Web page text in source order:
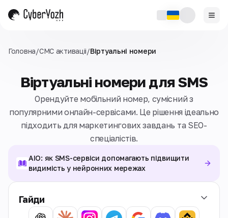
Головна/СМС активаціi/Віртуальні номери
Віртуальні номери для SMS
Орендуйте мобільний номер, сумісний з
популярними онлайн-сервісами. Це рішення ідеально
підходить для маркетингових завдань та SEO-
спеціалістів.
AIO: як SMS-сервіси допомагають підвищити
видимість у нейронних мережах
Гайди